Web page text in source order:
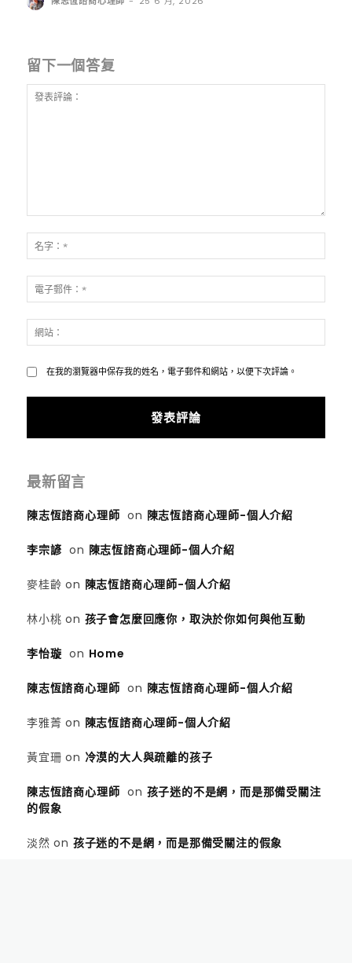
留下一個答复
表
評
論：
字：
*
子
郵
*站：
在我的瀏覽器中保存我的姓名，電子郵件和網站，以便下次評論。
最新留言
陳志恆諮商心理師 on 陳志恆諮商心理師-個人介紹
李宗諺 on 陳志恆諮商心理師-個人介紹
麥桂齡 on 陳志恆諮商心理師-個人介紹
林小桃 on 孩子會怎麼回應你，取決於你如何與他互動
李怡璇 on Home
陳志恆諮商心理師 on 陳志恆諮商心理師-個人介紹
李雅菁 on 陳志恆諮商心理師-個人介紹
黃宜珊 on 冷漠的大人與疏離的孩子
陳志恆諮商心理師 on 孩子迷的不是網，而是那備受關注
的假象
淡然 on 孩子迷的不是網，而是那備受關注的假象